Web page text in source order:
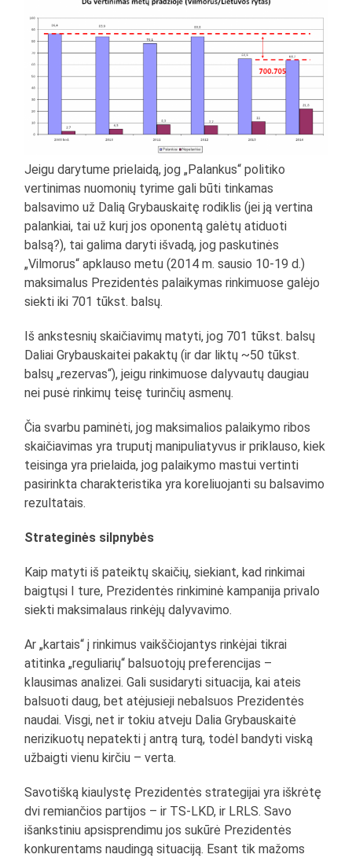
Jeigu darytume prielaidą, jog „Palankus“ politiko
vertinimas nuomonių tyrime gali būti tinkamas
balsavimo už Dalią Grybauskaitę rodiklis (jei ją vertina
palankiai, tai už kurį jos oponentą galėtų atiduoti
balsą?), tai galima daryti išvadą, jog paskutinės
„Vilmorus“ apklauso metu (2014 m. sausio 10-19 d.)
maksimalus Prezidentės palaikymas rinkimuose galėjo
siekti iki 701 tūkst. balsų.
Iš ankstesnių skaičiavimų matyti, jog 701 tūkst. balsų
Daliai Grybauskaitei pakaktų (ir dar liktų ~50 tūkst.
balsų „rezervas“), jeigu rinkimuose dalyvautų daugiau
nei pusė rinkimų teisę turinčių asmenų.
Čia svarbu paminėti, jog maksimalios palaikymo ribos
skaičiavimas yra truputį manipuliatyvus ir priklauso, kiek
teisinga yra prielaida, jog palaikymo mastui vertinti
pasirinkta charakteristika yra koreliuojanti su balsavimo
rezultatais.
Strateginės silpnybės
Kaip matyti iš pateiktų skaičių, siekiant, kad rinkimai
baigtųsi I ture, Prezidentės rinkiminė kampanija privalo
siekti maksimalaus rinkėjų dalyvavimo.
Ar „kartais“ į rinkimus vaikščiojantys rinkėjai tikrai
atitinka „reguliarių“ balsuotojų preferencijas –
klausimas analizei. Gali susidaryti situacija, kai ateis
balsuoti daug, bet atėjusieji nebalsuos Prezidentės
naudai. Visgi, net ir tokiu atveju Dalia Grybauskaitė
nerizikuotų nepatekti į antrą turą, todėl bandyti viską
užbaigti vienu kirčiu – verta.
Savotišką kiaulystę Prezidentės strategijai yra iškrėtę
dvi remiančios partijos – ir TS-LKD, ir LRLS. Savo
išankstiniu apsisprendimu jos sukūrė Prezidentės
konkurentams naudingą situaciją. Esant tik mažoms